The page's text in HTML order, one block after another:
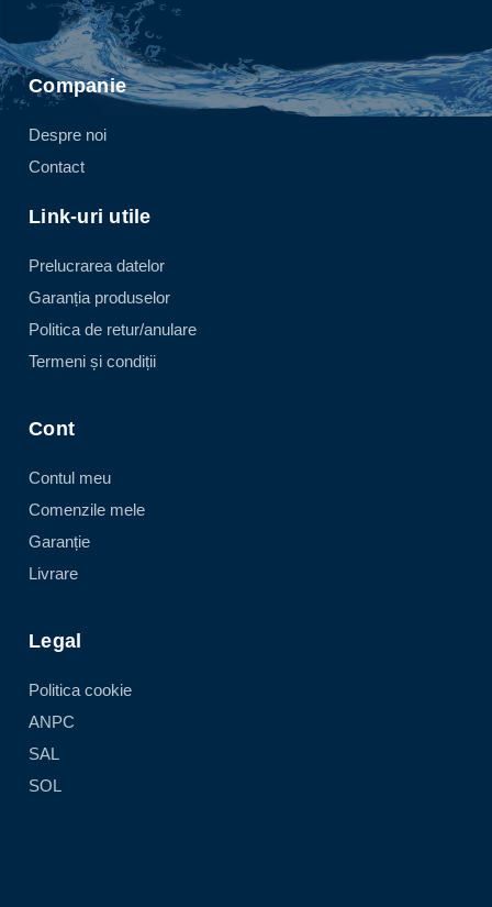
Companie
Despre noi
Contact
Link-uri utile
Prelucrarea datelor
Garanția produselor
Politica de retur/anulare
Termeni și condiții
Cont
Contul meu
Comenzile mele
Garanție
Livrare
Legal
Politica cookie
ANPC
SAL
SOL